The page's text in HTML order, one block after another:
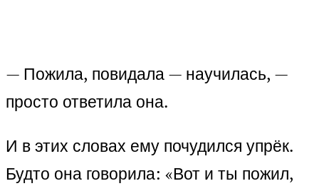
— Пожила, повидала — научилась, —
просто ответила она.
И в этих словах ему почудился упрёк.
Будто она говорила: «Вот и ты пожил,